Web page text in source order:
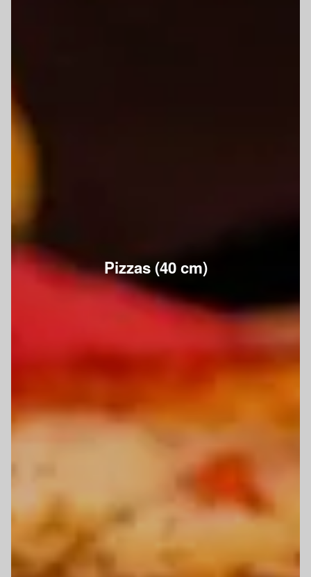
Pizzas (40 cm)